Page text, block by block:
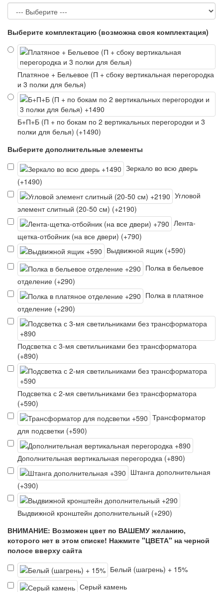
Выберите комплектацию (возможна своя комплектация)
Платяное + Бельевое (П + сбоку вертикальная перегородка
и 3 полки для белья)
Б+П+Б (П + по бокам по 2 вертикальных перегородки и 3
полки для белья) (+1490)
Выберите дополнительные элементы
Зеркало во всю дверь
(+1490)
Угловой
элемент слитный (20-50 см) (+2190)
Лента-
щетка-отбойник (на все двери) (+790)
Выдвижной ящик (+590)
Полка в бельевое
отделение (+290)
Полка в платяное
отделение (+290)
Подсветка с 3-мя светильниками без трансформатора
(+890)
Подсветка с 2-мя светильниками без трансформатора
(+590)
Трансформатор
для подсветки (+590)
Дополнительная вертикальная перегородка (+890)
Штанга дополнительная
(+390)
Выдвижной кронштейн дополнительный (+290)
ВНИМАНИЕ: Возможен цвет по ВАШЕМУ желанию,
которого нет в этом списке! Нажмите "ЦВЕТА" на черной
полосе вверху сайта
Белый (шагрень) + 15%
Серый камень